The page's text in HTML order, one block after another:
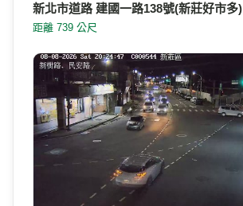
新北市道路 建國一路138號(新莊好市多)
距離 739 公尺